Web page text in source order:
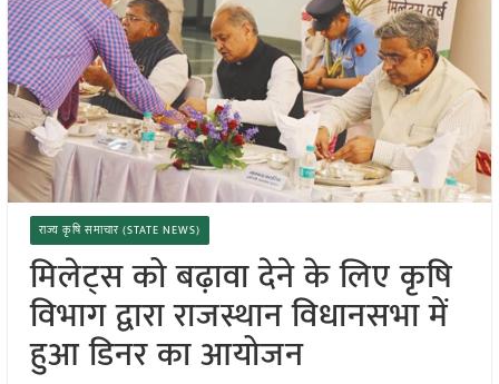
राज्य कृषि समाचार (STATE NEWS)
मिलेट्स को बढ़ावा देने के लिए कृषि
विभाग द्वारा राजस्थान विधानसभा में
हुआ डिनर का आयोजन